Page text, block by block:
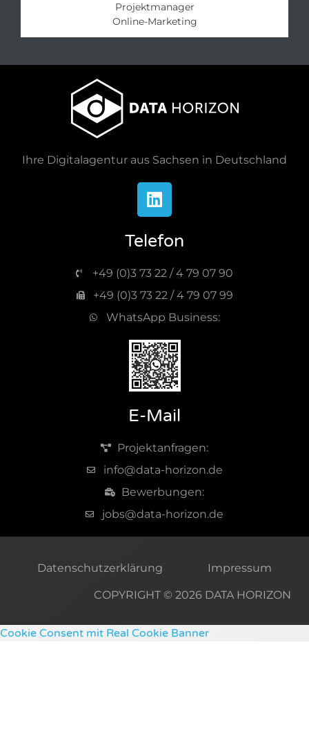
Projektmanager
Online-Marketing​
Ihre Digitalagentur aus Sachsen in Deutschland
Telefon
+49 (0)3 73 22 / 4 79 07 90
+49 (0)3 73 22 / 4 79 07 99
WhatsApp Business:
E-Mail
Projektanfragen:
info@data-horizon.de
Bewerbungen:
jobs@data-horizon.de
COPYRIGHT © 2026 DATA HORIZON
Datenschutzerklärung Impressum
Cookie Consent mit Real Cookie Banner